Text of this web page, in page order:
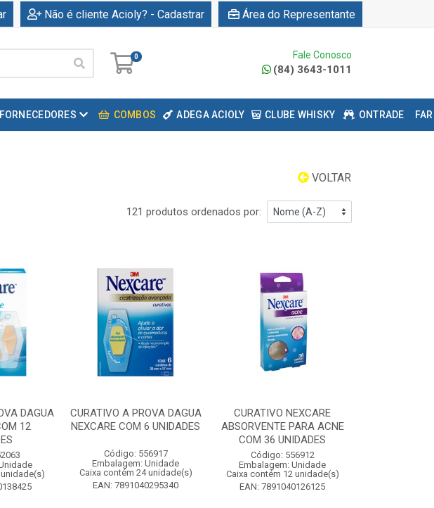
Não é cliente Acioly? - Cadastrar Área do Representante
0 Fale Conosco
(84) 3643-1011
FORNECEDORES COMBOS ADEGA ACIOLY CLUBE WHISKY ONTRADE
VOLTAR
121 produtos ordenados por:
DAGUA
12
CURATIVO A PROVA DAGUA
NEXCARE COM 6 UNIDADES
Código: 556917
Embalagem: Unidade
Caixa contém 24 unidade(s)
EAN: 7891040295340
CURATIVO NEXCARE
ABSORVENTE PARA ACNE
COM 36 UNIDADES
Código: 556912
Embalagem: Unidade
Caixa contém 12 unidade(s)
EAN: 7891040126125